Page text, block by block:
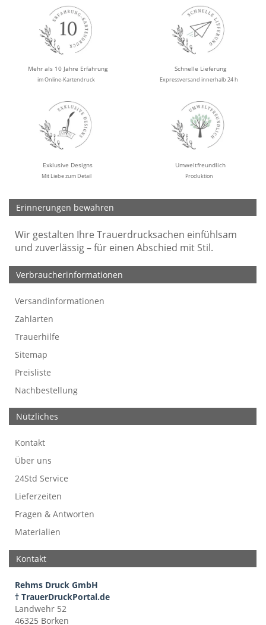
Mehr als 10 Jahre Erfahrung
im Online-Kartendruck
Schnelle Lieferung
Expressversand innerhalb 24 h
Exklusive Designs
Mit Liebe zum Detail
Umweltfreundlich
Produktion
Erinnerungen bewahren
Wir gestalten Ihre Trauerdrucksachen einfühlsam
und zuverlässig – für einen Abschied mit Stil.
Verbraucherinformationen
Versandinformationen
Zahlarten
Trauerhilfe
Sitemap
Preisliste
Nachbestellung
Werbefreie Trauerkarten
Tipps
So bestellen Sie
Preise und Muster
Texte für Trauerkarten
Texte für Kondolenzkarten
Nützliches
Kontakt
Über uns
24Std Service
Lieferzeiten
Fragen & Antworten
Materialien
Kontakt
Rehms Druck GmbH
† TrauerDruckPortal.de
Landwehr 52
46325 Borken